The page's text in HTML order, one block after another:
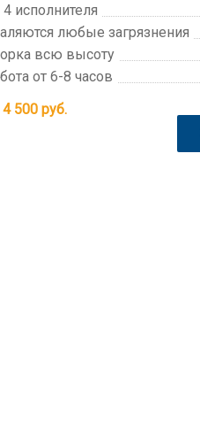
исполнителя
любые загрязнения
всю высоту
от 6-8 часов
500руб.